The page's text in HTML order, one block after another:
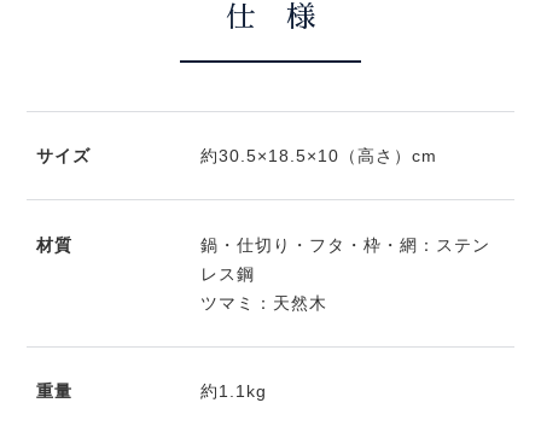
仕 様
サイズ 約30.5×18.5×10（高さ）cm
材質
鍋・仕切り・フタ・枠・網：ステン
レス鋼
ツマミ：天然木
重量 約1.1kg